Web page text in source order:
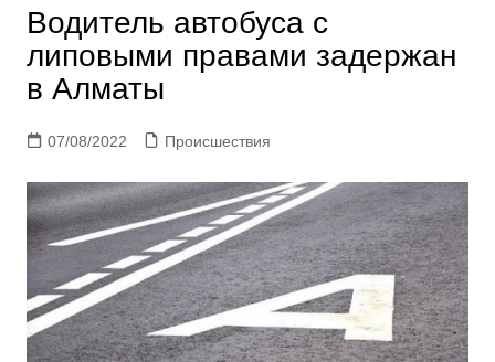
Водитель автобуса с
липовыми правами задержан
в Алматы
07/08/2022 Происшествия